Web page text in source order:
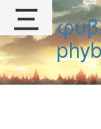
三